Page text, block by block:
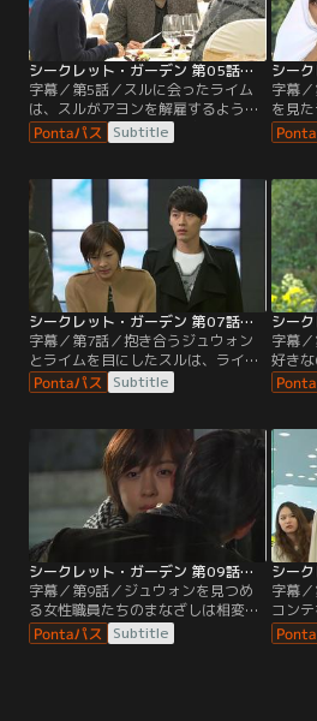
シークレット・ガーデン 第05話／字幕
字幕／第5話／スルに会ったライム
は、スルがアヨンを解雇するようデ
パート側に求めたことを責めてい
る。その場に現れたジュウォンは、
る。
Subtitle
字幕
を見
向こう
のだ。
駆け
シークレット・ガーデン 第07話／字幕
字幕／第7話／抱き合うジュウォン
とライムを目にしたスルは、ライム
を激しく罵倒する一方でジュウォン
のことはかばう。ジュウォンとライ
いブノンは…！？
Subtitle
字幕
好き
ムはオ
であり
シークレット・ガーデン 第09話／字幕
字幕／第9話／ジュウォンを見つめ
る女性職員たちのまなざしは相変わ
らず熱い。アヨンがジュウォンにア
イコンタクトをするが、ジュウォン
Subtitle
字幕
コン
イムの
なハー